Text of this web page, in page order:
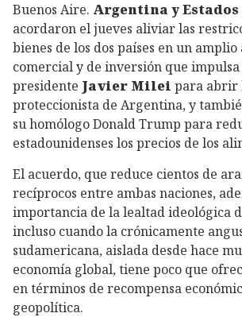
Buenos Aire. Argentina y
acordaron el jueves aliviar las
bienes de los dos países en un
comercial y de inversión que
presidente Javier Milei para abrir
proteccionista de Argentina, y
su homólogo Donald Trump para
estadounidenses los precios de los
El acuerdo, que reduce cientos de
recíprocos entre ambas naciones,
importancia de la lealtad ideológica
incluso cuando la crónicamente
sudamericana, aislada desde hace
economía global, tiene poco que
en términos de recompensa
geopolítica.